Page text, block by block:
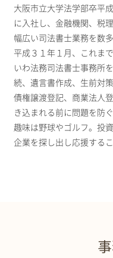
大阪市立大学法学部卒平
に入社し、金融機関、税
幅広い司法書士業務を数多
平成３１年１月、これま
いわ法務司法書士事務所
続、遺言書作成、生前対
債権譲渡登記、商業法人
き込まれる前に問題を防
趣味は野球やゴルフ。投
企業を探し出し応援する